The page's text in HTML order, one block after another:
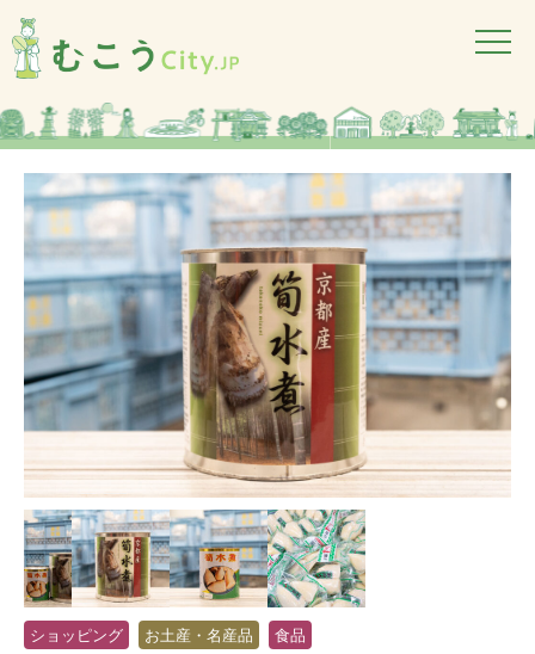
ショッピング お土産・名産品 食品